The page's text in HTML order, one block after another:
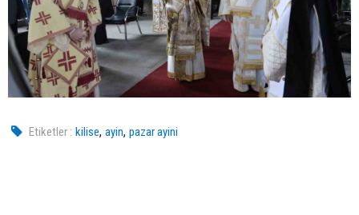
Etiketler : kilise,ayin,pazar ayini